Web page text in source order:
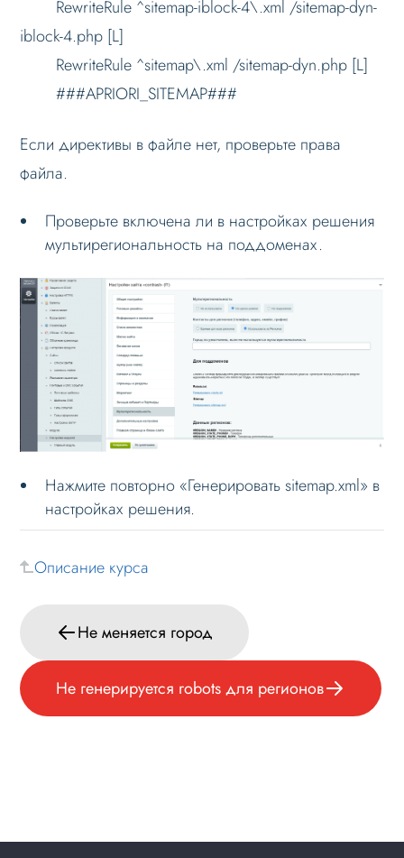
Блоки / секции сайта
Личный кабинет
Формы и коммуникации
Веб-разработчикам
RewriteRule ^sitemap-iblock-4\.xml /sitemap-dyn-
iblock-4.php [L]
RewriteRule ^sitemap\.xml /sitemap-dyn.php [L]
###APRIORI_SITEMAP###
Если директивы в файле нет, проверьте права
файла.
Проверьте включена ли в настройках решения
мультирегиональность на поддоменах.
Нажмите повторно «Генерировать sitemap.xml» в
настройках решения.
Описание курса
Не меняется город
Не генерируется robots для регионов